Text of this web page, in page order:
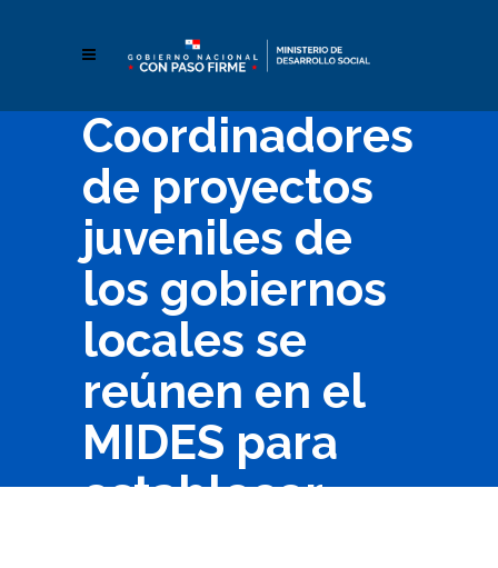
Coordinadores
de proyectos
juveniles de
los gobiernos
locales se
reúnen en el
MIDES para
establecer